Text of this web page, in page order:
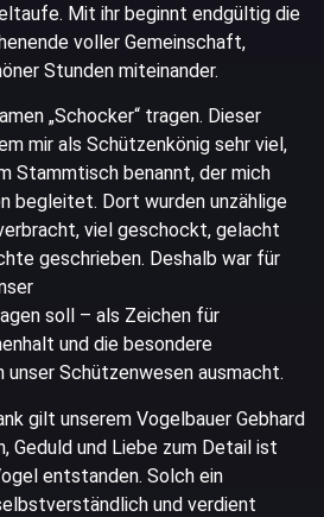
Mit ihr beginnt endgültig die
voller Gemeinschaft,
Stunden miteinander.
„Schocker“ tragen. Dieser
mir als Schützenkönig sehr viel,
Stammtisch benannt, der mich
begleitet. Dort wurden unzählige
viel geschockt, gelacht
geschrieben. Deshalb war für
soll – als Zeichen für
und die besondere
unser Schützenwesen ausmacht.
gilt unserem Vogelbauer Gebhard
Geduld und Liebe zum Detail ist
entstanden. Solch ein
und verdient